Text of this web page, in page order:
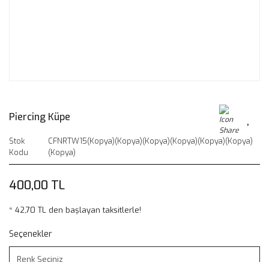
Piercing Küpe
Stok
Kodu
CFNRTW15(Kopya)(Kopya)(Kopya)(Kopya)(Kopya)(Kopya)
(Kopya)
400,00 TL
* 42,70 TL den başlayan taksitlerle!
Seçenekler